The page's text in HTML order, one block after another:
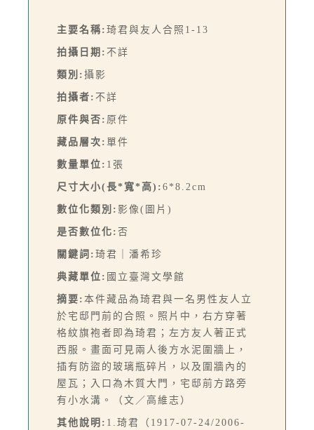
主要名稱: 琦君與友人合照1-13
拍攝日期: 不詳
類別: 攝影
拍攝者: 不詳
原件與否: 原件
藏品層次: 單件
數量單位: 1張
尺寸大小(長*寬*高): 6*8.2cm
數位化類別: 影像(圖片)
是否數位化: 否
關鍵詞: 琦君｜潘希珍
典藏單位: 國立臺灣文學館
摘要: 本件藏品為琦君與一名男性友人立
於宅邸門前的合照。照片中，右方穿著
格紋旗袍者即為琦君；左方友人著正式
西服。畫面可見兩人後方水泥圍牆上，
插有防盜的玻璃瓶碎片，以及圍牆內的
屋瓦；入口為木質大門，宅邸前方路旁
有小水溝。（文／高維志）
其他說明: 1.琦君（1917-07-24/2006-